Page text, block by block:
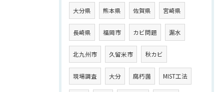
大分県 熊本県 佐賀県 宮崎県
長崎県 福岡市 カビ問題 漏水
北九州市 久留米市 秋カビ
現場調査 大分 腐朽菌 MIST工法